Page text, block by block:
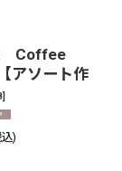
Coffee
アソート作
]
)